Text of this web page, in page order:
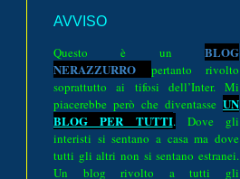
AVVISO
Questo è un BLOG
NERAZZURRO pertanto rivolto
soprattutto ai tifosi dell’Inter. Mi
piacerebbe però che diventasse UN
BLOG PER TUTTI.
Dove gli
interisti si sentano a casa ma dove
tutti gli altri non si sentano estranei.
Un blog rivolto a tutti gli